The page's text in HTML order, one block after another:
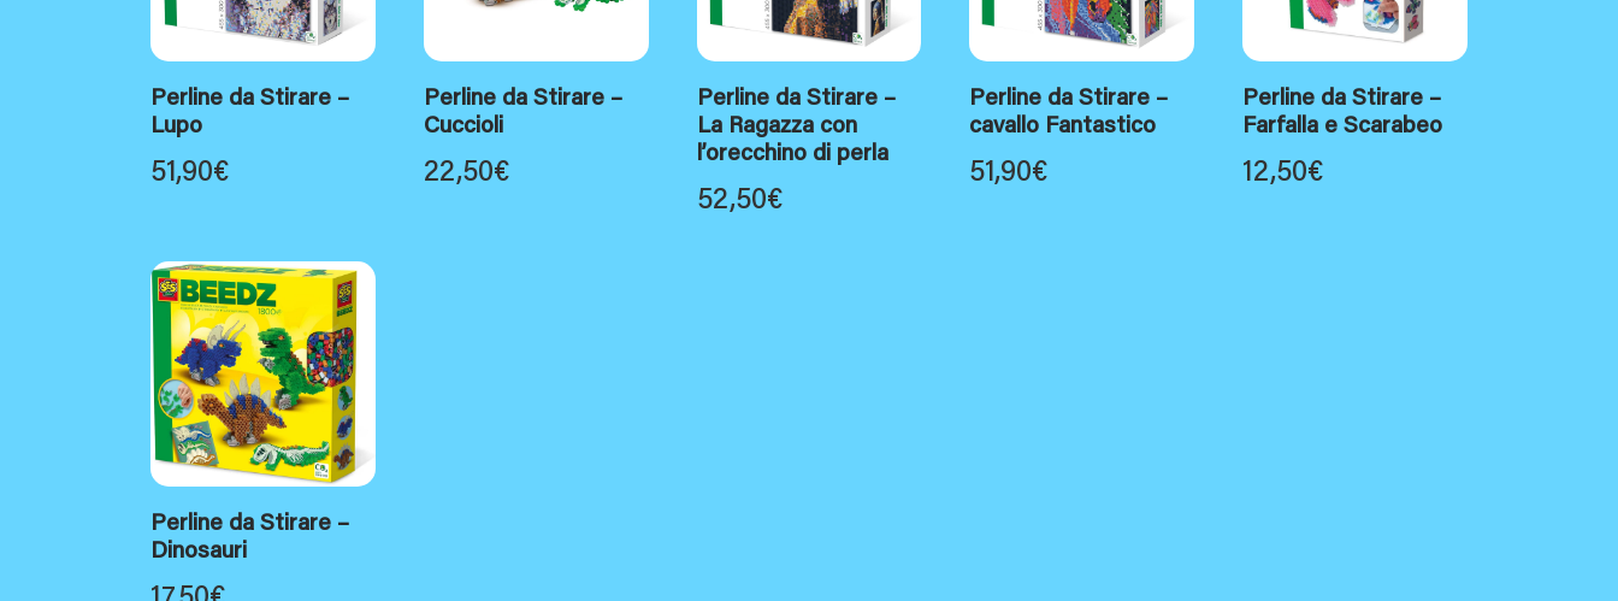
Perline da Stirare –
Lupo
51,90€
Perline da Stirare –
Cuccioli
22,50€
Perline da Stirare –
La Ragazza con
l’orecchino di perla
52,50€
Perline da Stirare –
cavallo Fantastico
51,90€
Perline da Stirare –
Farfalla e Scarabeo
12,50€
Perline da Stirare –
Dinosauri